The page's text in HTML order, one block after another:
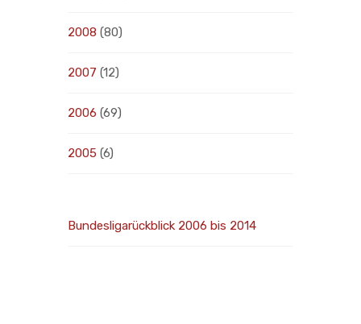
2008 (80)
2007 (12)
2006 (69)
2005 (6)
Bundesligarückblick 2006 bis 2014